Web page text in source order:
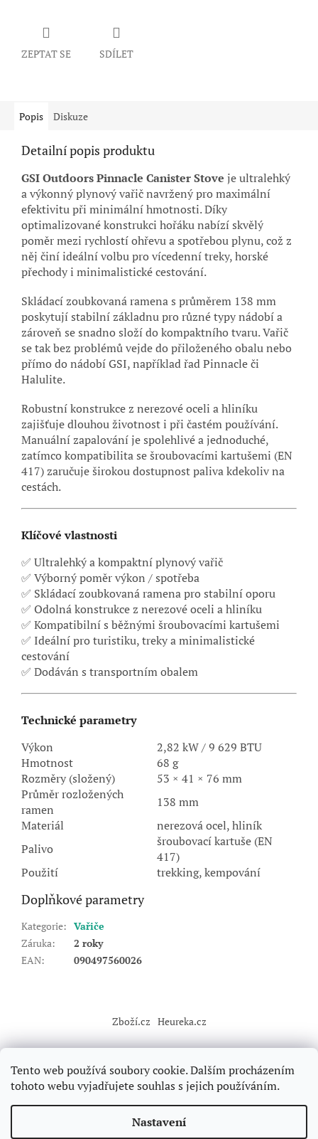
Tento web používá soubory cookie. Dalším procházením
tohoto webu vyjadřujete souhlas s jejich používáním.
Nastavení
ZEPTAT SE SDÍLET
Popis Diskuze
Detailní popis produktu
GSI Outdoors Pinnacle Canister Stove je ultralehký
a výkonný plynový vařič navržený pro maximální
efektivitu při minimální hmotnosti. Díky
optimalizované konstrukci hořáku nabízí skvělý
poměr mezi rychlostí ohřevu a spotřebou plynu, což z
něj činí ideální volbu pro vícedenní treky, horské
přechody i minimalistické cestování.
Skládací zoubkovaná ramena s průměrem 138 mm
poskytují stabilní základnu pro různé typy nádobí a
zároveň se snadno složí do kompaktního tvaru. Vařič
se tak bez problémů vejde do přiloženého obalu nebo
přímo do nádobí GSI, například řad Pinnacle či
Halulite.
Robustní konstrukce z nerezové oceli a hliníku
zajišťuje dlouhou životnost i při častém používání.
Manuální zapalování je spolehlivé a jednoduché,
zatímco kompatibilita se šroubovacími kartušemi (EN
417) zaručuje širokou dostupnost paliva kdekoliv na
cestách.
Klíčové vlastnosti
✅ Ultralehký a kompaktní plynový vařič
✅ Výborný poměr výkon / spotřeba
✅ Skládací zoubkovaná ramena pro stabilní oporu
✅ Odolná konstrukce z nerezové oceli a hliníku
✅ Kompatibilní s běžnými šroubovacími kartušemi
✅ Ideální pro turistiku, treky a minimalistické
cestování
✅ Dodáván s transportním obalem
Technické parametry
Výkon
2,82 kW / 9 629 BTU
Hmotnost
68 g
Rozměry (složený)
53 × 41 × 76 mm
Průměr rozložených
ramen
138 mm
Materiál
nerezová ocel, hliník
Palivo
šroubovací kartuše (EN
417)
Použití
trekking, kempování
Doplňkové parametry
Kategorie: Vařiče
Záruka:
2 roky
EAN: 090497560026
a
Zboží.cz Heureka.cz